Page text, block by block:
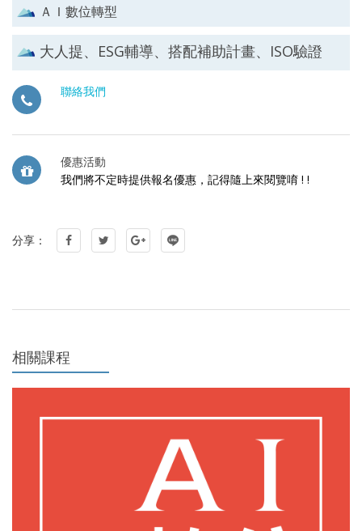
ＡＩ數位轉型
大人提、ESG輔導、搭配補助計畫、ISO驗證
聯絡我們
優惠活動
我們將不定時提供報名優惠，記得隨上來閱覽唷 ! !
分享：
相關課程